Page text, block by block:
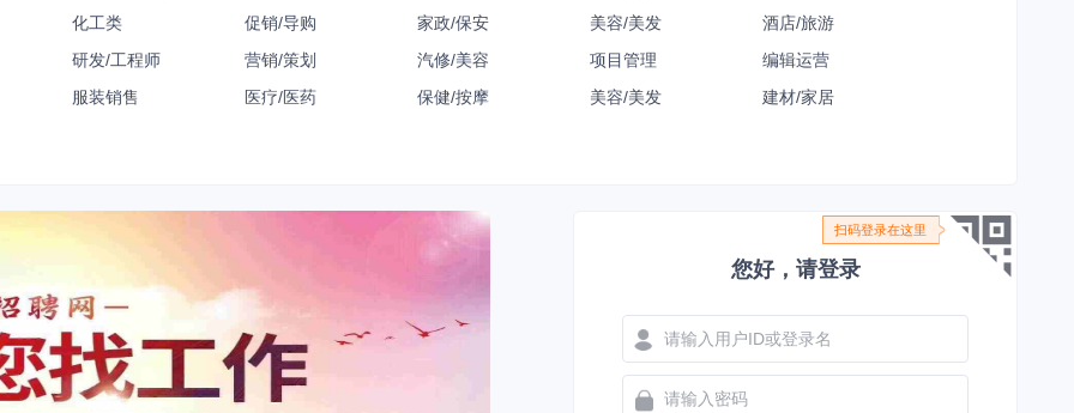
化工类
促销/导购 家政/保安 美容/美发
酒店/旅游
研发/工程师
营销/策划 汽修/美容 项目管理
编辑运营
服装销售
医疗/医药 保健/按摩 美容/美发 建材/家居
您好，请登录
扫码登录在这里